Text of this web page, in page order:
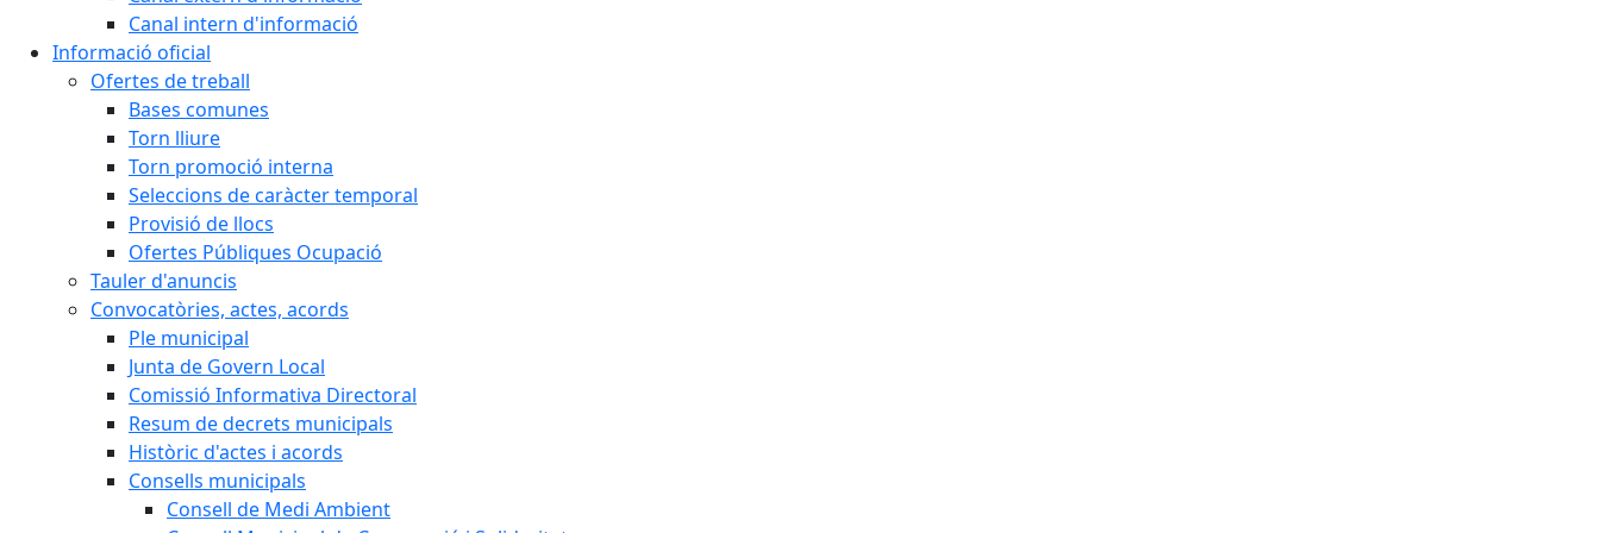
Canal intern d'informació
Informació oficial
Ofertes de treball
Bases comunes
Torn lliure
Torn promoció interna
Seleccions de caràcter temporal
Provisió de llocs
Ofertes Públiques Ocupació
Tauler d'anuncis
Convocatòries, actes, acords
Ple municipal
Junta de Govern Local
Comissió Informativa Directoral
Resum de decrets municipals
Històric d'actes i acords
Consells municipals
Consell de Medi Ambient